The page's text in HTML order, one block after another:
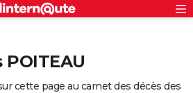
POITEAU
cette page au carnet des décès des